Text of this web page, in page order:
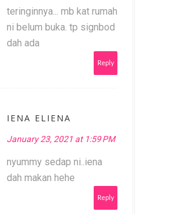
teringinnya... mb kat rumah
ni belum buka. tp signbod
dah ada
Reply
IENA ELIENA
January 23, 2021 at 1:59 PM
nyummy sedap ni..iena
dah makan hehe
Reply